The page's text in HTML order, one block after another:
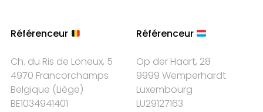
Référenceur
Ch. du Ris de Loneux, 5
4970 Francorchamps
Belgique (Liège)
BE1034941401
Référenceur
Op der Haart, 28
9999 Wemperhardt
Luxembourg
LU29127163